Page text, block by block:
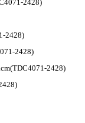
2428)
2428)
2428)
2428)